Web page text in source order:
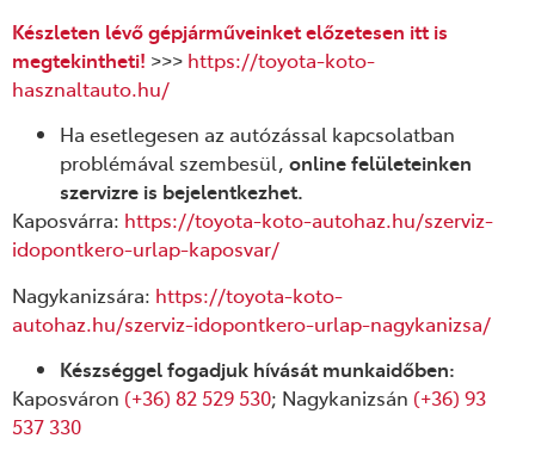
Készleten lévő gépjárműveinket előzetesen itt is
megtekintheti! >>> https://toyota-koto-
hasznaltauto.hu/
Ha esetlegesen az autózással kapcsolatban
problémával szembesül, online felületeinken
szervizre is bejelentkezhet.
Kaposvárra: https://toyota-koto-autohaz.hu/szerviz-
idopontkero-urlap-kaposvar/
Nagykanizsára: https://toyota-koto-
autohaz.hu/szerviz-idopontkero-urlap-nagykanizsa/
Készséggel fogadjuk hívását munkaidőben:
Kaposváron (+36) 82 529 530; Nagykanizsán (+36) 93
537 330